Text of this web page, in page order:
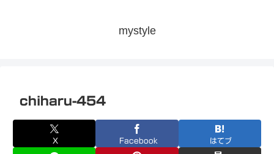
mystyle
chiharu-454
X Facebook はてブ